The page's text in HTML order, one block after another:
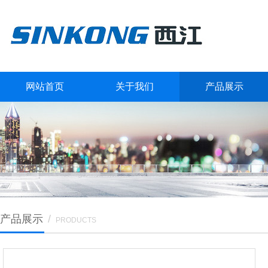
网站首页 关于我们 产品展示
产品展示 / PRODUCTS